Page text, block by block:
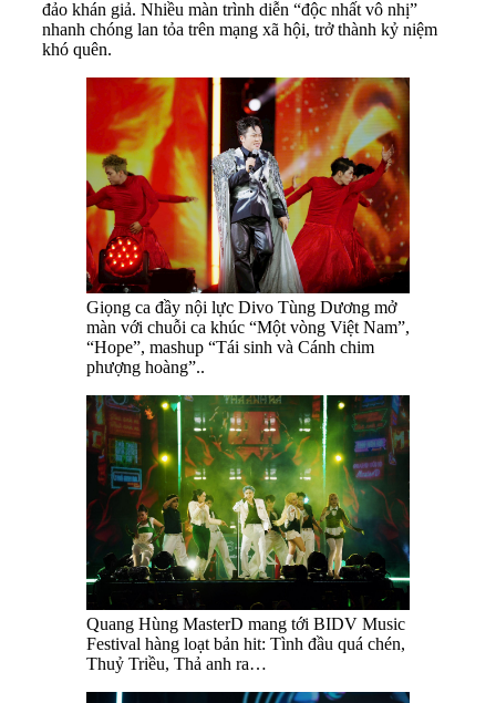
đảo khán giả. Nhiều màn trình diễn “độc nhất vô nhị”
nhanh chóng lan tỏa trên mạng xã hội, trở thành kỷ niệm
khó quên.
Giọng ca đầy nội lực Divo Tùng Dương mở
màn với chuỗi ca khúc “Một vòng Việt Nam”,
“Hope”, mashup “Tái sinh và Cánh chim
phượng hoàng”..
Quang Hùng MasterD mang tới BIDV Music
Festival hàng loạt bản hit: Tình đầu quá chén,
Thuỷ Triều, Thả anh ra…